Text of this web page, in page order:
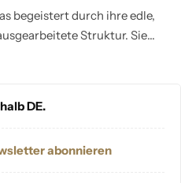
begeistert durch ihre edle,
Struktur. Sie
eine besondere Eleganz
DE.
abonnieren